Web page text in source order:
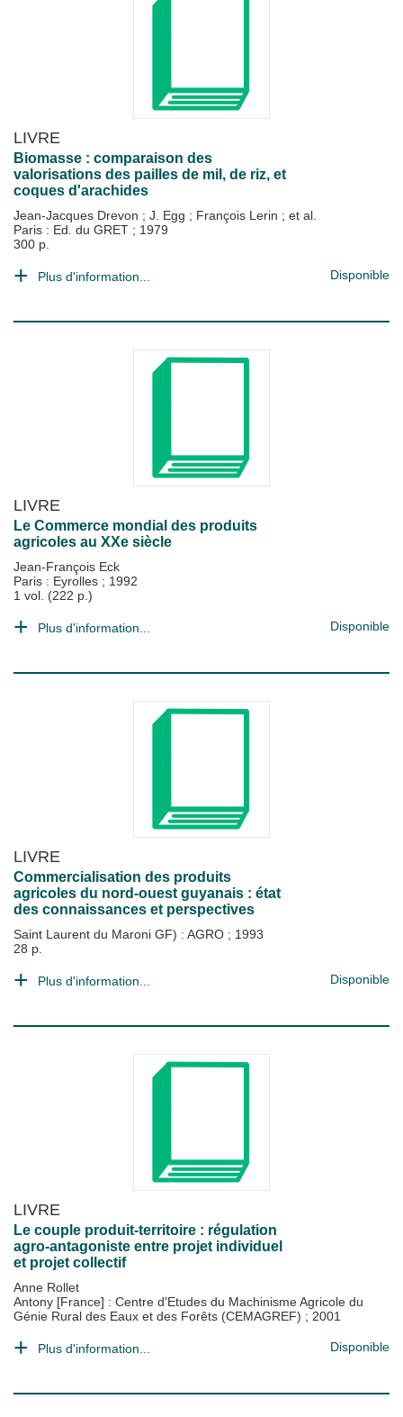
LIVRE
Biomasse : comparaison des
valorisations des pailles de mil, de riz, et
coques d'arachides
Jean-Jacques Drevon ; J. Egg ; François Lerin ; et al.
Paris : Ed. du GRET ; 1979
300 p.
Plus d'information... Disponible
LIVRE
Le Commerce mondial des produits
agricoles au XXe siècle
Jean-François Eck
Paris : Eyrolles ; 1992
1 vol. (222 p.)
Plus d'information... Disponible
LIVRE
Commercialisation des produits
agricoles du nord-ouest guyanais : état
des connaissances et perspectives
Saint Laurent du Maroni GF) : AGRO ; 1993
28 p.
Plus d'information... Disponible
LIVRE
Le couple produit-territoire : régulation
agro-antagoniste entre projet individuel
et projet collectif
Anne Rollet
Antony [France] : Centre d'Etudes du Machinisme Agricole du
Génie Rural des Eaux et des Forêts (CEMAGREF) ; 2001
Plus d'information... Disponible